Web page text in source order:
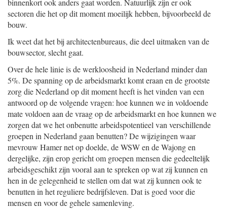
binnenkort ook anders gaat worden. Natuurlijk zijn er ook
sectoren die het op dit moment moeilijk hebben, bijvoorbeeld de
bouw.
Ik weet dat het bij architectenbureaus, die deel uitmaken van de
bouwsector, slecht gaat.
Over de hele linie is de werkloosheid in Nederland minder dan
5%. De spanning op de arbeidsmarkt komt eraan en de grootste
zorg die Nederland op dit moment heeft is het vinden van een
antwoord op de volgende vragen: hoe kunnen we in voldoende
mate voldoen aan de vraag op de arbeidsmarkt en hoe kunnen we
zorgen dat we het onbenutte arbeidspotentieel van verschillende
groepen in Nederland gaan benutten? De wijzigingen waar
mevrouw Hamer net op doelde, de WSW en de Wajong en
dergelijke, zijn erop gericht om groepen mensen die gedeeltelijk
arbeidsgeschikt zijn vooral aan te spreken op wat zij kunnen en
hen in de gelegenheid te stellen om dat wat zij kunnen ook te
benutten in het reguliere bedrijfsleven. Dat is goed voor die
mensen en voor de gehele samenleving.